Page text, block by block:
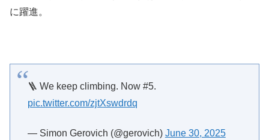
に躍進。
🪜 We keep climbing. Now #5.
pic.twitter.com/zjtXswdrdq
— Simon Gerovich (@gerovich) June 30, 2025